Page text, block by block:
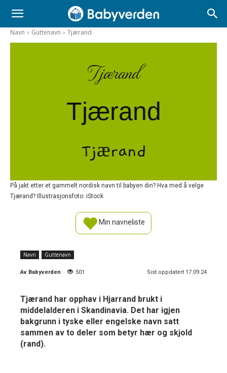
Navn Guttenavn Tjærand
Tjærand
Tjærand
Tjærand
På jakt etter et gammelt nordisk navn til babyen din? Hva med å velge
Tjærand? Illustrasjonsfoto: iStock
Min navneliste
Navn Guttenavn
Av Babyverden 501 Sist oppdatert 17.09.24
Tjærand har opphav i Hjarrand brukt i
middelalderen i Skandinavia. Det har igjen
bakgrunn i tyske eller engelske navn satt
sammen av to deler som betyr hær og skjold
(rand).